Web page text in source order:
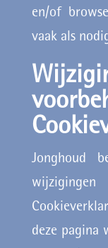
en/of
vaak als
Jonghoud
deze pagina